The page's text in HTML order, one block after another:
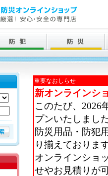
重要なおしらせ
新オンラインシ
このたび、2026
プンいたしまし
防災用品・防犯
り揃えておりま
オンラインショ
せやお見積りが